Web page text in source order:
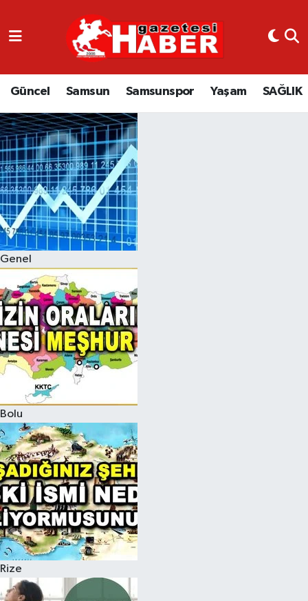
Güncel Samsun Samsunspor Yaşam SAĞLIK
Genel
Bolu
Rize
GÜNCEL
SAMSUN
SAMSUNSPOR
EKONOMİ
YAŞAM